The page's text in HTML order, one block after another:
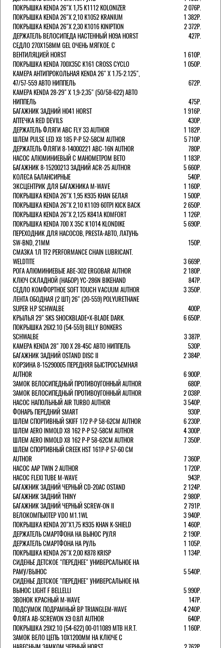
ПОКРЫШКА KENDA 26"Х 1,75 K1112 KOLONIZER
2 076Р.
ПОКРЫШКА KENDA 26"Х 2,10 K1052 KRANIUM
1 382Р.
ПОКРЫШКА KENDA 26"Х 2,30 K1016 KINIPTION
2 372Р.
ДЕРЖАТЕЛЬ ВЕЛОСИПЕДА НАСТЕННЫЙ H09A HORST
427Р.
СЕДЛО 270Х158ММ GEL ОЧЕНЬ МЯГКОЕ. С
ВЕНТИЛЯЦИЕЙ HORST
1 610Р.
ПОКРЫШКА KENDA 700Х35С K161 CROSS CYCLO
1 050Р.
КАМЕРА АНТИПРОКОЛЬНАЯ KENDA 26" Х 1.75-2.125",
47/57-559 АВТО НИППЕЛЬ
672Р.
КАМЕРА KENDA 28-29" Х 1,9-2,35" (50/58-622) АВТО
НИППЕЛЬ
475Р.
БАГАЖНИК ЗАДНИЙ H041 HORST
1 916Р.
АПТЕЧКА RED DEVILS
430Р.
ДЕРЖАТЕЛЬ ФЛЯГИ АВС FLY 33 AUTHOR
1 182Р.
ШЛЕМ PULSE LED X8 185 Р-Р 52-58СМ AUTHOR
5 710Р.
ДЕРЖАТЕЛЬ ФЛЯГИ 8-14000221 ABC-16N AUTHOR
780Р.
НАСОС АЛЮМИНИЕВЫЙ С МАНОМЕТРОМ BETO
1 183Р.
БАГАЖНИК 8-15200213 ЗАДНИЙ ACR-25 AUTHOR
5 660Р.
КОЛЕСА БАЛАНСИРНЫЕ
540Р.
ЭКСЦЕНТРИК ДЛЯ БАГАЖНИКА M-WAVE
1 160Р.
ПОКРЫШКА KENDA 26"Х 1,95 K935 KHAN БЕЛАЯ
1 500Р.
ПОКРЫШКА KENDA 26"Х 2,10 K1109 60TPI KICK BACK
2 650Р.
ПОКРЫШКА KENDA 26"Х 2,125 K841A KOMFORT
1 126Р.
ПОКРЫШКА KENDA 700 Х 35С К1014 KLONDIKE
5 690Р.
ПЕРЕХОДНИК ДЛЯ НАСОСОВ, PRESTA-АВТО, ЛАТУНЬ
SW-BND, 21ММ
150Р.
СМАЗКА 1Л TF2 PERFORMANCE CHAIN LUBRICANT.
WELDTITE
3 669Р.
РОГА АЛЮМИНИЕВЫЕ ABE-302 ERGOBAR AUTHOR
2 180Р.
КЛЮЧ СКЛАДНОЙ (НАБОР) YC-286N BIKEHAND
847Р.
СЕДЛО КОМФОРТНОЕ SOFT TOUCH VACUUM AUTHOR
3 350Р.
ЛЕНТА ОБОДНАЯ (2 ШТ) 26" (20-559) POLYURETHANE
SUPER H.P SCHWALBE
400Р.
КРЫЛЬЯ 29" SKS SHOCKBLADE+X-BLADE DARK.
6 650Р.
ПОКРЫШКА 26X2.10 (54-559) BILLY BONKERS
SCHWALBE
3 387Р.
КАМЕРА KENDA 28" 700 Х 28-45С АВТО НИППЕЛЬ
530Р.
БАГАЖНИК ЗАДНИЙ OSTAND DISC II
2 384Р.
КОРЗИНА 8-15290005 ПЕРЕДНЯЯ БЫСТРОСЪЕМНАЯ
AUTHOR
6 900Р.
ЗАМОК ВЕЛОСИПЕДНЫЙ ПРОТИВОУГОННЫЙ AUTHOR
680Р.
ЗАМОК ВЕЛОСИПЕДНЫЙ ПРОТИВОУГОННЫЙ AUTHOR
2 038Р.
НАСОС НАПОЛЬНЫЙ AIR TURBO AUTHOR
3 540Р.
ФОНАРЬ ПЕРЕДНИЙ SMART
930Р.
ШЛЕМ СПОРТИВНЫЙ SKIFF 172 Р-Р 58-62СМ AUTHOR
6 230Р.
ШЛЕМ AERO INMOLD X8 162 Р-Р 52-58СМ AUTHOR
4 300Р.
ШЛЕМ AERO INMOLD X8 162 Р-Р 58-62СМ AUTHOR
7 350Р.
ШЛЕМ СПОРТИВНЫЙ CREEK HST 161Р-Р 57-60 СМ
AUTHOR
7 360Р.
НАСОС AAP TWIN 2 AUTHOR
1 720Р.
НАСОС FLEXI TUBE M-WAVE
943Р.
БАГАЖНИК ЗАДНИЙ ЧЕРНЫЙ СD-20AC OSTAND
2 124Р.
БАГАЖНИК ЗАДНИЙ THINY
2 980Р.
БАГАЖНИК ЗАДНИЙ ЧЕРНЫЙ SCREW-ON II
2 791Р.
ВЕЛОКОМПЬЮТЕР VDO M1.1WL
3 940Р.
ПОКРЫШКА KENDA 20"Х1,75 K935 KHAN K-SHIELD
1 460Р.
ДЕРЖАТЕЛЬ СМАРТФОНА НА ВЫНОС РУЛЯ
2 190Р.
ДЕРЖАТЕЛЬ СМАРТФОНА НА РУЛЬ
1 105Р.
ПОКРЫШКА KENDA 26"Х 2,00 K878 KRISP
1 134Р.
СИДЕНЬЕ ДЕТСКОЕ "ПЕРЕДНЕЕ" УНИВЕРСАЛЬНОЕ НА
РАМУ/ВЫНОС
5 540Р.
СИДЕНЬЕ ДЕТСКОЕ "ПЕРЕДНЕЕ" УНИВЕРСАЛЬНОЕ НА
ВЫНОС LIGHT F BELLELLI
5 990Р.
ЗВОНОК КРАСНЫЙ M-WAVE
147Р.
ПОДСУМОК ПОДРАМНЫЙ BP TRIANGLEM-WAVE
4 240Р.
ФЛЯГА AB-SCREWON X9 0.8Л AUTHOR
640Р.
ПОКРЫШКА 29X2.10 (54-622) 00-011089 MTB H.R.T.
1 160Р.
ЗАМОК ВЕЛО ЦЕПЬ 10Х1200ММ НА КЛЮЧЕ С